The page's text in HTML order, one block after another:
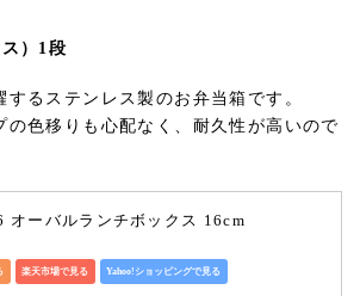
）1段
るステンレス製のお弁当箱です。
の色移りも心配なく、耐久性が高いので
オーバルランチボックス 16cm
楽天市場で見る Yahoo!ショッピングで見る